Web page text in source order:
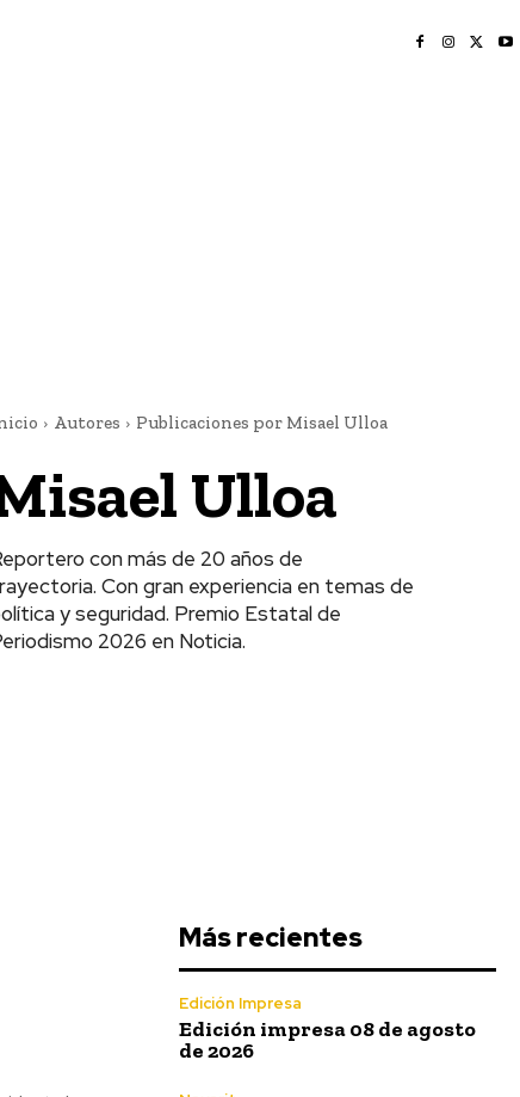
Autores Publicaciones por Misael Ulloa
Ulloa
con más de 20 años de
Con gran experiencia en temas de
y seguridad. Premio Estatal de
2026 en Noticia.
Más recientes
Edición Impresa
Edición impresa 08 de agosto
de 2026